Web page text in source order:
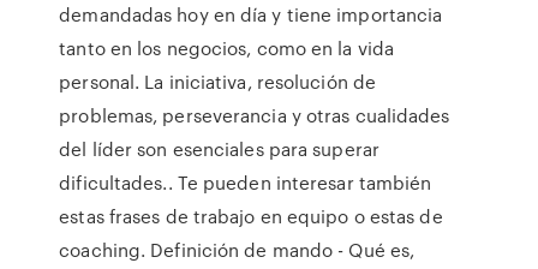
demandadas hoy en día y tiene importancia
tanto en los negocios, como en la vida
personal. La iniciativa, resolución de
problemas, perseverancia y otras cualidades
del líder son esenciales para superar
dificultades.. Te pueden interesar también
estas frases de trabajo en equipo o estas de
coaching. Definición de mando - Qué es,